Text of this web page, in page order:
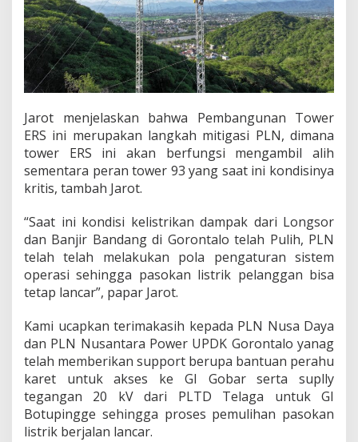
Jarot menjelaskan bahwa Pembangunan Tower
ERS ini merupakan langkah mitigasi PLN, dimana
tower ERS ini akan berfungsi mengambil alih
sementara peran tower 93 yang saat ini kondisinya
kritis, tambah Jarot.
“Saat ini kondisi kelistrikan dampak dari Longsor
dan Banjir Bandang di Gorontalo telah Pulih, PLN
telah telah melakukan pola pengaturan sistem
operasi sehingga pasokan listrik pelanggan bisa
tetap lancar”, papar Jarot.
Kami ucapkan terimakasih kepada PLN Nusa Daya
dan PLN Nusantara Power UPDK Gorontalo yanag
telah memberikan support berupa bantuan perahu
karet untuk akses ke GI Gobar serta suplly
tegangan 20 kV dari PLTD Telaga untuk GI
Botupingge sehingga proses pemulihan pasokan
listrik berjalan lancar.